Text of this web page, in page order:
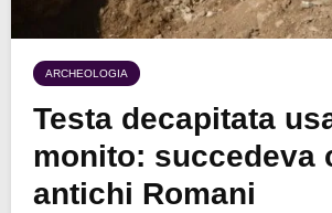
ARCHEOLOGIA
Testa decapitata
monito: succedeva
antichi Romani